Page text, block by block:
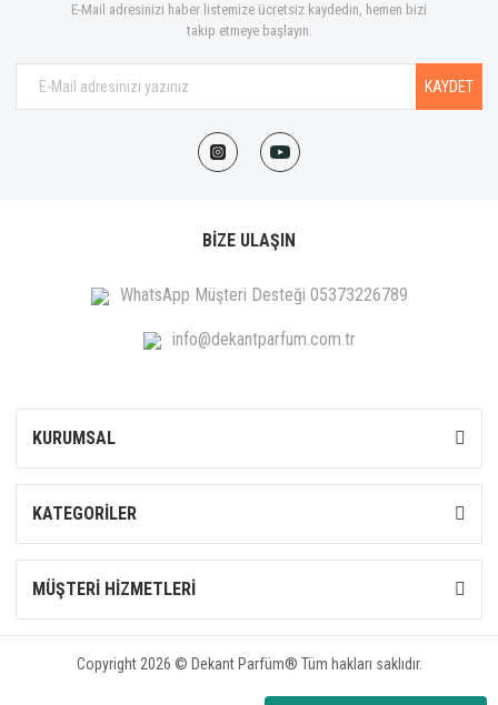
E-Mail adresinizi haber listemize ücretsiz kaydedin, hemen bizi
takip etmeye başlayın.
KAYDET
BİZE ULAŞIN
WhatsApp Müşteri Desteği 05373226789
info@dekantparfum.com.tr
KURUMSAL
KATEGORİLER
MÜŞTERİ HİZMETLERİ
Copyright 2026 © Dekant Parfüm® Tüm hakları saklıdır.